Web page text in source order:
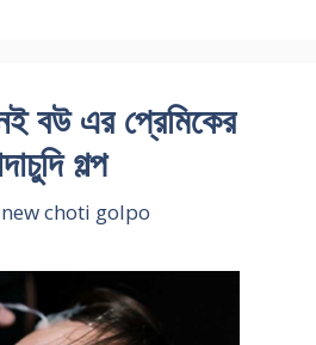
বউ এর প্রেমিকের
গল্প
new choti golpo